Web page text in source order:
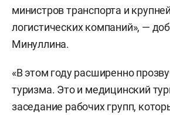
министров транспорта и
логистических компаний», —
Минуллина.
«В этом году расширенно
туризма. Это и медицинский
заседание рабочих групп,